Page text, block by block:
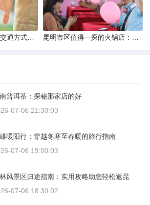
普洱茶：探秘那家店的好
07-06 21:30:03
暖阳行：穿越冬寒至春暖的旅行指南
07-06 19:00:03
风景区归途指南：实用攻略助您轻松返昆
07-06 18:30:02